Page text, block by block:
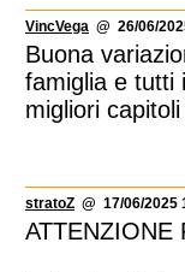
VincVega @ 26/06/
Buona
famiglia e tutti
migliori
stratoZ @ 17/06/2025
ATTENZIONE